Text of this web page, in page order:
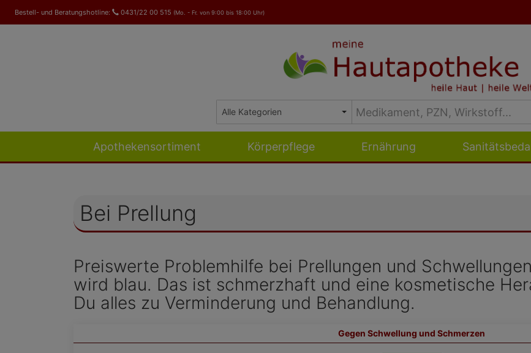
Bestell- und Beratungshotline: 0431/22 00 515 (Mo. - Fr. von 9:00 bis 18:00 Uhr)
Apothekensortiment Körperpflege Ernährung
Bei Prellung
Preiswerte Problemhilfe bei Prellungen und
wird blau. Das ist schmerzhaft und eine kosmetische
Du alles zu Verminderung und Behandlung.
Gegen Schwellung und Schmerzen